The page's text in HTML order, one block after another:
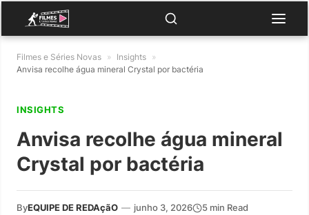
Filmes e Séries Novas » Insights »
Anvisa recolhe água mineral Crystal por bactéria
INSIGHTS
Anvisa recolhe água mineral
Crystal por bactéria
ByEQUIPE DE REDAçãO — junho 3, 2026 5 min Read